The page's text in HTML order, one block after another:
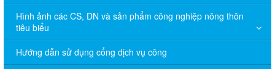
Hình ảnh các CS, DN và sản phẩm công nghiệp nông thôn
tiêu biểu
Hướng dẫn sử dụng cổng dịch vụ công